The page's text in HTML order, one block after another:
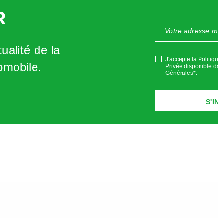
de la
J'accepte la
Privée disponible
Générales*.